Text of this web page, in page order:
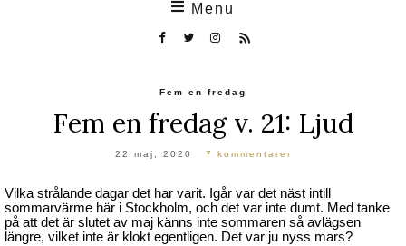
Menu
Fem en fredag
Fem en fredag v. 21: Ljud
22 maj, 2020 7 kommentarer
Vilka strålande dagar det har varit. Igår var det näst intill
sommarvärme här i Stockholm, och det var inte dumt. Med tanke
på att det är slutet av maj känns inte sommaren så avlägsen
längre, vilket inte är klokt egentligen. Det var ju nyss mars?